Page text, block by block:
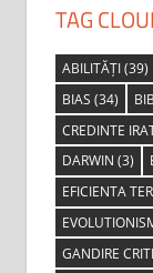
TAG
ABILITĂȚI(39)
BIAS (34)
CREDINTE
DARWIN (3)
EFICIENTA
GANDIRE